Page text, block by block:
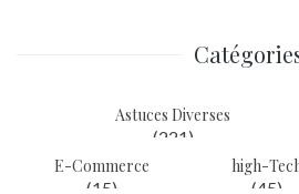
Astuces Diverses
(221)
E-Commerce
(15)
high-
(45)